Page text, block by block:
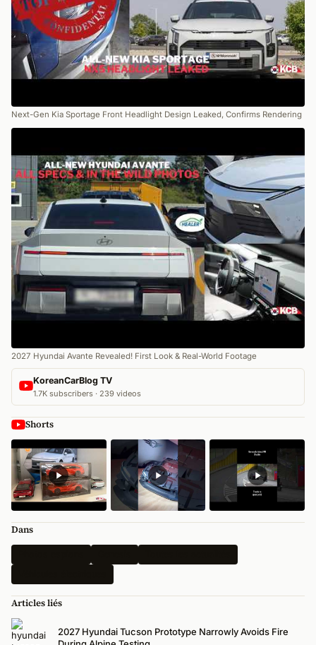
Next-Gen Kia Sportage Front Headlight Design Leaked, Confirms Rendering
2027 Hyundai Avante Revealed! First Look & Real-World Footage
KoreanCarBlog TV
1.7K subscribers · 239 videos
Shorts
Dans
Articles liés
2027 Hyundai Tucson Prototype Narrowly Avoids Fire